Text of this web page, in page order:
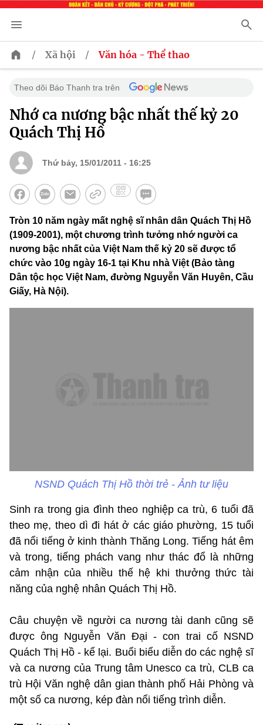
/ Xã hội / Văn hóa - Thể thao
Theo dõi Báo Thanh tra trên
Nhớ ca nương bậc nhất thế kỷ 20
Quách Thị Hồ
Thứ bảy, 15/01/2011 - 16:25
Tròn 10 năm ngày mất nghệ sĩ nhân dân Quách Thị Hồ
(1909-2001), một chương trình tưởng nhớ người ca
nương bậc nhất của Việt Nam thế kỷ 20 sẽ được tổ
chức vào 10g ngày 16-1 tại Khu nhà Việt (Bảo tàng
Dân tộc học Việt Nam, đường Nguyễn Văn Huyên, Cầu
Giấy, Hà Nội).
NSND Quách Thị Hồ thời trẻ - Ảnh tư liệu
Sinh ra trong gia đình theo nghiệp ca trù, 6 tuổi đã
theo mẹ, theo dì đi hát ở các giáo phường, 15 tuổi
đã nổi tiếng ở kinh thành Thăng Long. Tiếng hát êm
và trong, tiếng phách vang như thác đổ là những
cảm nhận của nhiều thế hệ khi thưởng thức tài
năng của nghệ nhân Quách Thị Hồ.
Câu chuyện về người ca nương tài danh cũng sẽ
được ông Nguyễn Văn Đại - con trai cố NSND
Quách Thị Hồ - kể lại. Buổi biểu diễn do các nghệ sĩ
và ca nương của Trung tâm Unesco ca trù, CLB ca
trù Hội Văn nghệ dân gian thành phố Hải Phòng và
một số ca nương, kép đàn nổi tiếng trình diễn.